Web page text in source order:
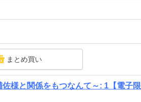
まとめ買い
様と関係をもつなんて～: 1【電子限